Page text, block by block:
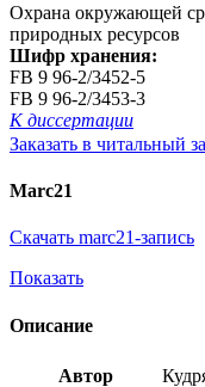
Охрана окружающей
природных ресурсов
Шифр хранения:
FB 9 96-2/3452-5
FB 9 96-2/3453-3
К диссертации
Заказать в читальный
Marc21
Скачать marc21-запись
Показать
Описание
Автор